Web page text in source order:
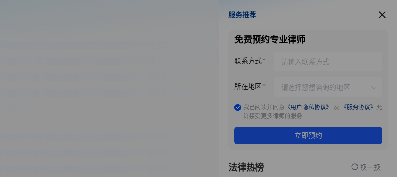
服务推荐
服务推荐
免费预约专业律师
联系方式
所在地区
我已阅读并同意 《用户隐私协议》 及 《服务协议》 允
许接受更多律师的服务
立即预约
法律热榜 换一换